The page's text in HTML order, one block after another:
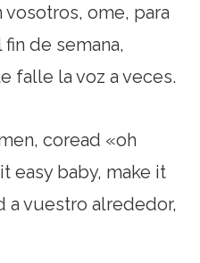
ome, para
de semana,
falle la voz a veces.
coread «oh
easy baby, make it
a vuestro alrededor,